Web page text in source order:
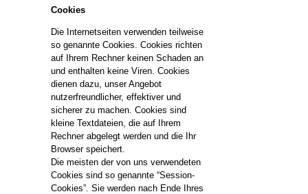
Cookies
Die Internetseiten verwenden teilweise
so genannte Cookies. Cookies richten
auf Ihrem Rechner keinen Schaden an
und enthalten keine Viren. Cookies
dienen dazu, unser Angebot
nutzerfreundlicher, effektiver und
sicherer zu machen. Cookies sind
kleine Textdateien, die auf Ihrem
Rechner abgelegt werden und die Ihr
Browser speichert.
Die meisten der von uns verwendeten
Cookies sind so genannte “Session-
Cookies”. Sie werden nach Ende Ihres